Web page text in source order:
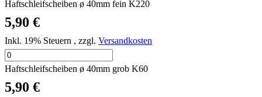
Haftschleifscheiben ø 40mm fein K220
5,90 €
Inkl. 19% Steuern , zzgl. Versandkosten
Haftschleifscheiben ø 40mm grob K60
5,90 €